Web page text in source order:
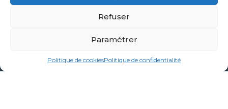
Refuser
Paramétrer
Politique de cookiesPolitique de confidentialité
03 81 80 44 93